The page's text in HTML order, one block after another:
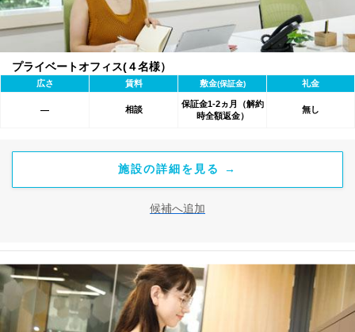
プライベートオフィス(４名様）
広さ 賃料 敷金(保証金) 礼金
― 相談
保証金1-2ヵ月（解約
時全額返金）
無し
施設の詳細を見る →
候補へ追加